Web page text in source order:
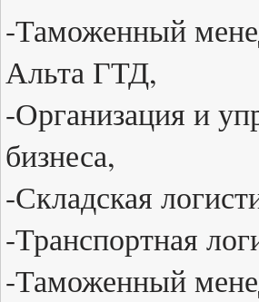
-Таможенный
Альта ГТД,
-Организация и
бизнеса,
-Складская
-Транспортная
-Таможенный